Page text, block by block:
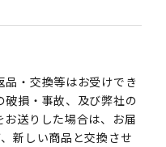
・交換等はお受けでき
破損・事故、及び弊社の
送りした場合は、お届
新しい商品と交換させ